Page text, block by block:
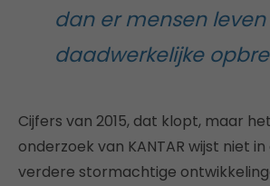
dan er mensen
daadwerkelijke
Cijfers van 2015, dat klopt, maar
onderzoek van KANTAR wijst niet
verdere stormachtige